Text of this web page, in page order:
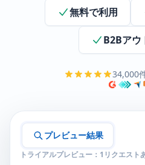
無料で利用
B2Bアウ
34,000
プレビュー結果
トライアルプレビュー：1リクエスト